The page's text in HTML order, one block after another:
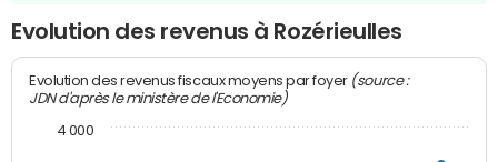
Evolution des revenus à Rozérieulles
Evolution des revenus fiscaux moyens par foyer (source :
JDN d'après le ministère de l'Economie)
4 000